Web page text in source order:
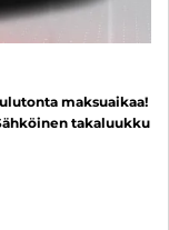
maksuaikaa!
takaluukku